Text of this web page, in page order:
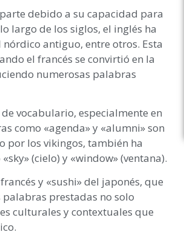
debido a su capacidad para
largo de los siglos, el inglés ha
antiguo, entre otros. Esta
el francés se convirtió en la
numerosas palabras
vocabulario, especialmente en
como «agenda» y «alumni» son
por los vikingos, también ha
(cielo) y «window» (ventana).
y «sushi» del japonés, que
prestadas no solo
culturales y contextuales que